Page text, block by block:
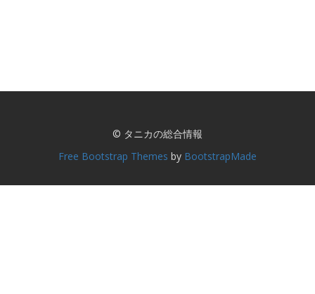
© タニカの総合情報
Free Bootstrap Themes by BootstrapMade